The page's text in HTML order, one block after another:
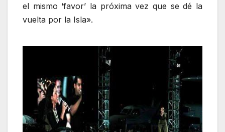
el mismo ‘favor’ la próxima vez que se dé la
vuelta por la Isla».